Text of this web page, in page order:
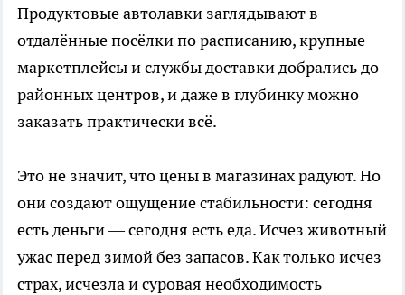
Продуктовые автолавки заглядывают в
отдалённые посёлки по расписанию, крупные
маркетплейсы и службы доставки добрались до
районных центров, и даже в глубинку можно
заказать практически всё.
Это не значит, что цены в магазинах радуют. Но
они создают ощущение стабильности: сегодня
есть деньги — сегодня есть еда. Исчез животный
ужас перед зимой без запасов. Как только исчез
страх, исчезла и суровая необходимость